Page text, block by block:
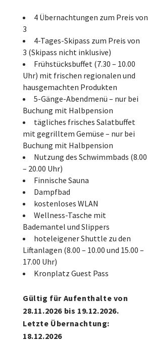
4 Übernachtungen zum Preis von
3
4-Tages-Skipass zum Preis von
3 (Skipass nicht inklusive)
Frühstücksbuffet (7.30 – 10.00
Uhr) mit frischen regionalen und
hausgemachten Produkten
5-Gänge-Abendmenü – nur bei
Buchung mit Halbpension
tägliches frisches Salatbuffet
mit gegrilltem Gemüse – nur bei
Buchung mit Halbpension
Nutzung des Schwimmbads (8.00
– 20.00 Uhr)
Finnische Sauna
Dampfbad
kostenloses WLAN
Wellness-Tasche mit
Bademantel und Slippers
hoteleigener Shuttle zu den
Liftanlagen (8.00 – 10.00 und 15.00 –
17.00 Uhr)
Kronplatz Guest Pass
Gültig für Aufenthalte von
28.11.2026 bis 19.12.2026.
Letzte Übernachtung:
18.12.2026